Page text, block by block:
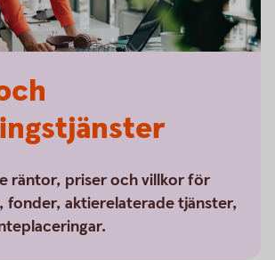
räntor, priser och villkor för
fonder, aktierelaterade tjänster,